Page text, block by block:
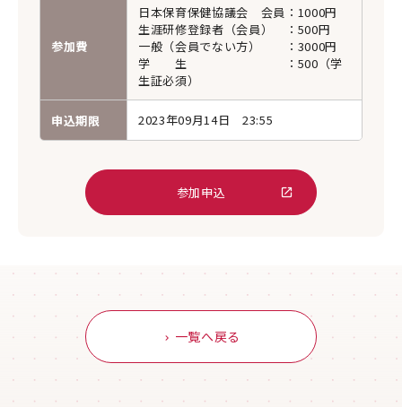
参加費
日本保育保健協議会 会員 ： 1000円
生涯研修登録者（会員）
： 500円
一般（会員でない方）
： 3000円
学 生
： 500（学
生証必須）
申込期限 2023年09月14日 23:55
参加申込
一覧へ戻る